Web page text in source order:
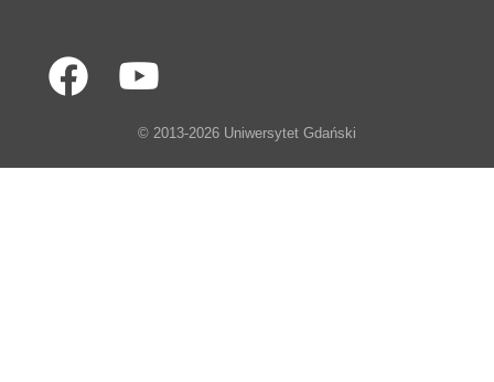
© 2013-2026 Uniwersytet Gdański